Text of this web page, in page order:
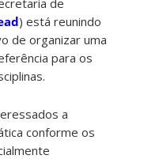
) está reunindo
de organizar uma
para os
a
conforme os